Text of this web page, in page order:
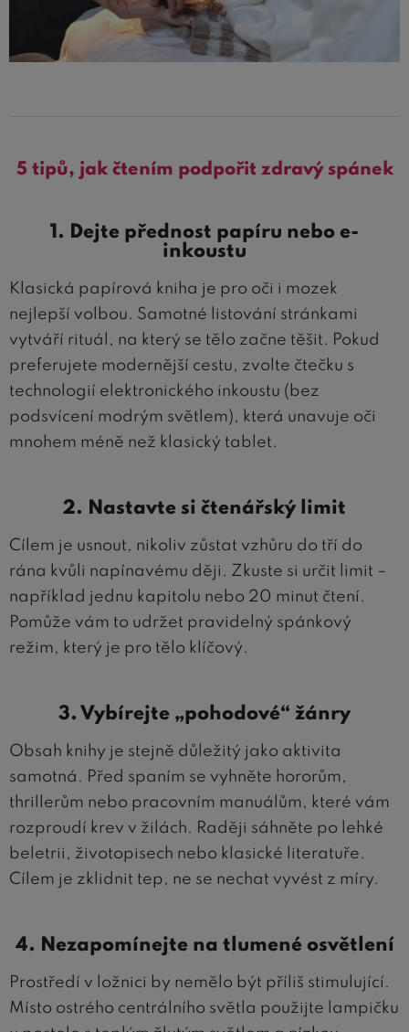
5 tipů, jak čtením podpořit zdravý spánek
1. Dejte přednost papíru nebo e-
inkoustu
Klasická papírová kniha je pro oči i mozek
nejlepší volbou. Samotné listování stránkami
vytváří rituál, na který se tělo začne těšit. Pokud
preferujete modernější cestu, zvolte čtečku s
technologií elektronického inkoustu (bez
podsvícení modrým světlem), která unavuje oči
mnohem méně než klasický tablet.
2. Nastavte si čtenářský limit
Cílem je usnout, nikoliv zůstat vzhůru do tří do
rána kvůli napínavému ději. Zkuste si určit limit –
například jednu kapitolu nebo 20 minut čtení.
Pomůže vám to udržet pravidelný spánkový
režim, který je pro tělo klíčový.
3. Vybírejte „pohodové“ žánry
Obsah knihy je stejně důležitý jako aktivita
samotná. Před spaním se vyhněte hororům,
thrillerům nebo pracovním manuálům, které vám
rozproudí krev v žilách. Raději sáhněte po lehké
beletrii, životopisech nebo klasické literatuře.
Cílem je zklidnit tep, ne se nechat vyvést z míry.
4. Nezapomínejte na tlumené osvětlení
Prostředí v ložnici by nemělo být příliš stimulující.
Místo ostrého centrálního světla použijte lampičku